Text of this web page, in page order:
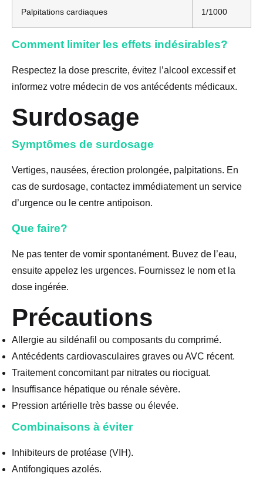
Palpitations cardiaques 1/1000
Comment limiter les effets indésirables?
Respectez la dose prescrite, évitez l’alcool excessif et
informez votre médecin de vos antécédents médicaux.
Surdosage
Symptômes de surdosage
Vertiges, nausées, érection prolongée, palpitations. En
cas de surdosage, contactez immédiatement un service
d’urgence ou le centre antipoison.
Que faire?
Ne pas tenter de vomir spontanément. Buvez de l’eau,
ensuite appelez les urgences. Fournissez le nom et la
dose ingérée.
Précautions
Allergie au sildénafil ou composants du comprimé.
Antécédents cardiovasculaires graves ou AVC récent.
Traitement concomitant par nitrates ou riociguat.
Insuffisance hépatique ou rénale sévère.
Pression artérielle très basse ou élevée.
Combinaisons à éviter
Inhibiteurs de protéase (VIH).
Antifongiques azolés.